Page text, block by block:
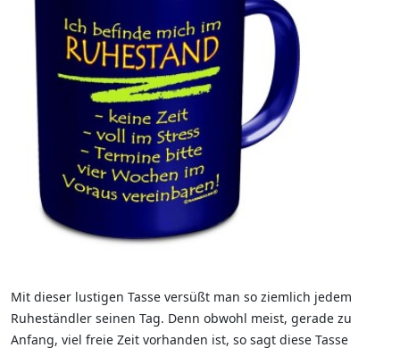
Mit dieser lustigen Tasse versüßt man so ziemlich jedem
Ruheständler seinen Tag. Denn obwohl meist, gerade zu
Anfang, viel freie Zeit vorhanden ist, so sagt diese Tasse